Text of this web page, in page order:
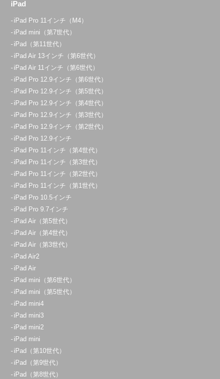
iPad
iPad Pro 11インチ（M4）
iPad mini（第7世代）
iPad（第11世代）
iPad Air 13インチ（第6世代）
iPad Air 11インチ（第6世代）
iPad Pro 12.9インチ（第6世代）
iPad Pro 12.9インチ（第5世代）
iPad Pro 12.9インチ（第4世代）
iPad Pro 12.9インチ（第3世代）
iPad Pro 12.9インチ（第2世代）
iPad Pro 12.9インチ
iPad Pro 11インチ（第4世代）
iPad Pro 11インチ（第3世代）
iPad Pro 11インチ（第2世代）
iPad Pro 11インチ（第1世代）
iPad Pro 10.5インチ
iPad Pro 9.7インチ
iPad Air（第5世代）
iPad Air（第4世代）
iPad Air（第3世代）
iPad Air2
iPad Air
iPad mini（第6世代）
iPad mini（第5世代）
iPad mini4
iPad mini3
iPad mini2
iPad mini
iPad（第10世代）
iPad（第9世代）
iPad（第8世代）